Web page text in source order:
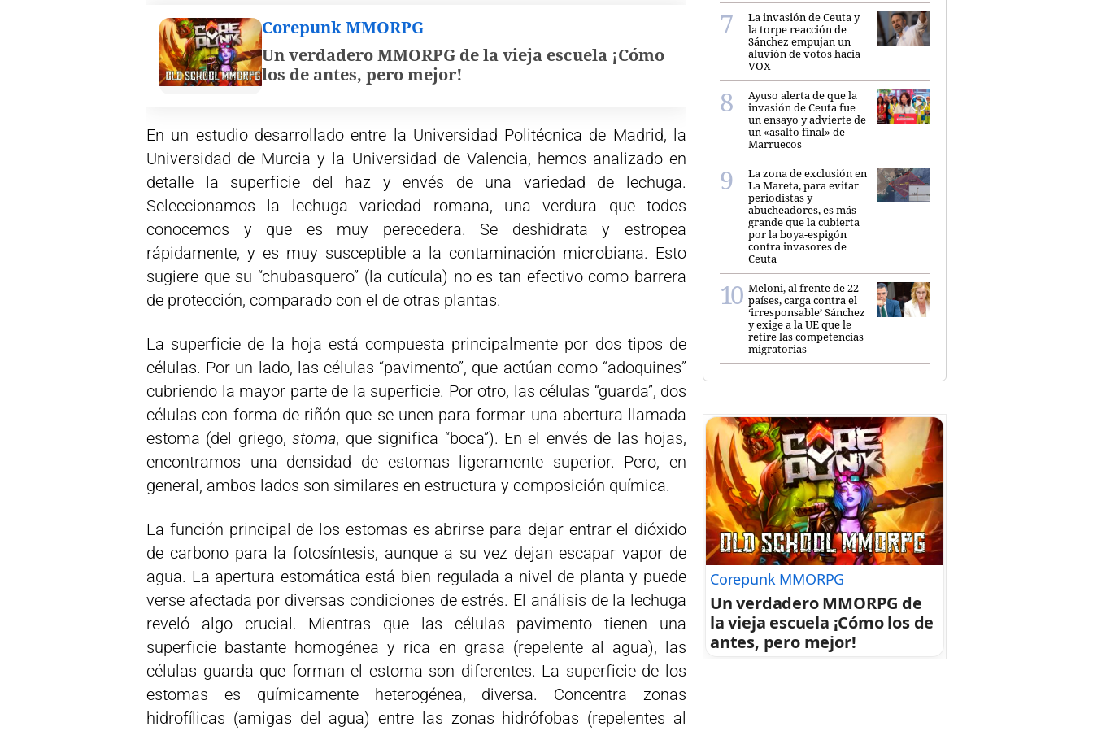
Corepunk MMORPG
Un verdadero MMORPG de la vieja escuela ¡Cómo
los de antes, pero mejor!
En un estudio desarrollado entre la Universidad Politécnica de Madrid, la
Universidad de Murcia y la Universidad de Valencia, hemos analizado en
detalle la superficie del haz y envés de una variedad de lechuga.
Seleccionamos la lechuga variedad romana, una verdura que todos
conocemos y que es muy perecedera. Se deshidrata y estropea
rápidamente, y es muy susceptible a la contaminación microbiana. Esto
sugiere que su “chubasquero” (la cutícula) no es tan efectivo como barrera
de protección, comparado con el de otras plantas.
La superficie de la hoja está compuesta principalmente por dos tipos de
células. Por un lado, las células “pavimento”, que actúan como “adoquines”
cubriendo la mayor parte de la superficie. Por otro, las células “guarda”, dos
células con forma de riñón que se unen para formar una abertura llamada
estoma (del griego,stoma, que significa “boca”). En el envés de las hojas,
encontramos una densidad de estomas ligeramente superior. Pero, en
general, ambos lados son similares en estructura y composición química.
La función principal de los estomas es abrirse para dejar entrar el dióxido
de carbono para la fotosíntesis, aunque a su vez dejan escapar vapor de
agua. La apertura estomática está bien regulada a nivel de planta y puede
verse afectada por diversas condiciones de estrés. El análisis de la lechuga
reveló algo crucial. Mientras que las células pavimento tienen una
superficie bastante homogénea y rica en grasa (repelente al agua), las
células guarda que forman el estoma son diferentes. La superficie de los
estomas es químicamente heterogénea, diversa. Concentra zonas
hidrofílicas (amigas del agua) entre las zonas hidrófobas (repelentes al
La invasión de Ceuta y
la torpe reacción de
Sánchez empujan un
aluvión de votos hacia
VOX
Ayuso alerta de que la
invasión de Ceuta fue
un ensayo y advierte de
un «asalto final» de
Marruecos
La zona de exclusión en
La Mareta, para evitar
periodistas y
abucheadores, es más
grande que la cubierta
por la boya-espigón
contra invasores de
Ceuta
Meloni, al frente de 22
países, carga contra el
‘irresponsable’ Sánchez
y exige a la UE que le
retire las competencias
migratorias
Corepunk MMORPG
Un verdadero MMORPG de
la vieja escuela ¡Cómo los de
antes, pero mejor!